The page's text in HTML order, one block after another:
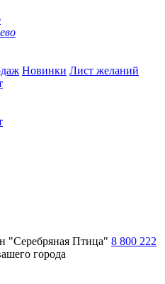
Новинки Лист желаний
"Серебряная Птица" 8 800 222
города